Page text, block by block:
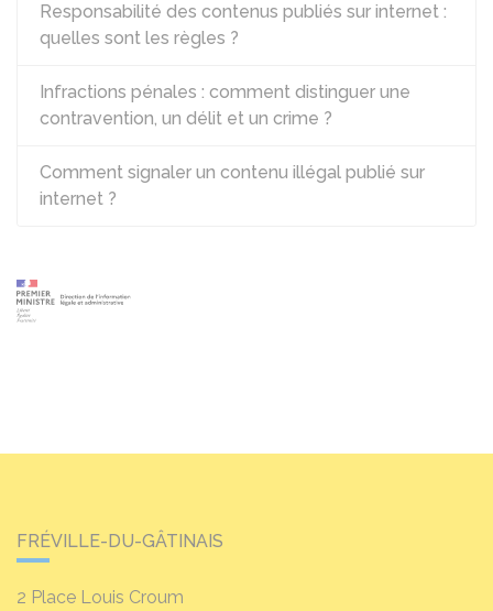
Responsabilité des contenus publiés sur internet :
quelles sont les règles ?
Infractions pénales : comment distinguer une
contravention, un délit et un crime ?
Comment signaler un contenu illégal publié sur
internet ?
FRÉVILLE-DU-GÂTINAIS
2 Place Louis Croum